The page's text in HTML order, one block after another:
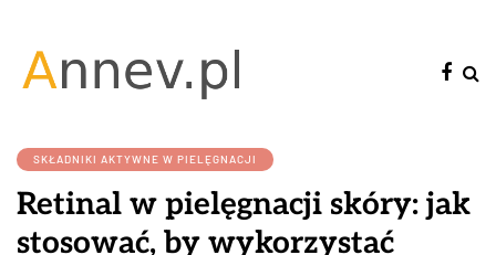
SKŁADNIKI AKTYWNE W PIELĘGNACJI
Retinal w pielęgnacji skóry: jak
stosować, by wykorzystać